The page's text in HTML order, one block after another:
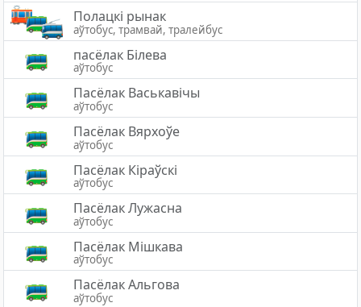
Полацкі рынак
аўтобус, трамвай, тралейбус
пасёлак Білева
аўтобус
Пасёлак Васькавічы
аўтобус
Пасёлак Вярхоўе
аўтобус
Пасёлак Кіраўскі
аўтобус
Пaсёлaк Лужасна
аўтобус
Пасёлак Мішкава
аўтобус
Пасёлак Альгова
аўтобус